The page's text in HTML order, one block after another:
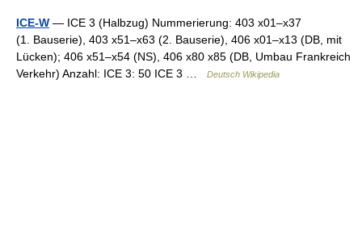
ICE-W — ICE 3 (Halbzug) Nummerierung: 403 x01–x37
(1. Bauserie), 403 x51–x63 (2. Bauserie), 406 x01–x13 (DB, mit
Lücken); 406 x51–x54 (NS), 406 x80 x85 (DB, Umbau Frankreich
Verkehr) Anzahl: ICE 3: 50 ICE 3 …
Deutsch Wikipedia